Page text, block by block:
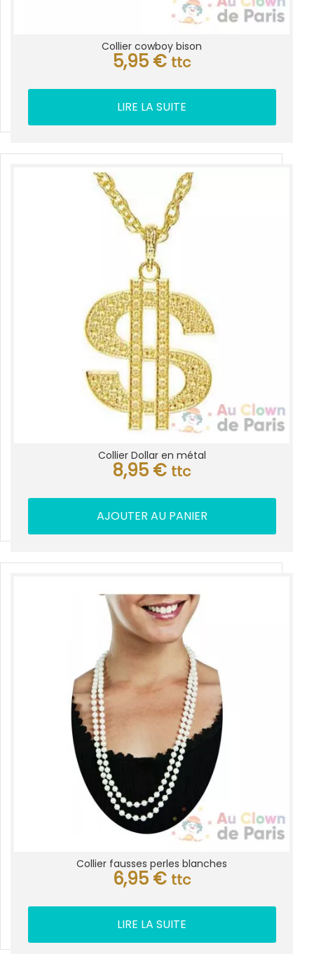
Collier cowboy bison
5,95 € ttc
LIRE LA SUITE
Collier Dollar en métal
8,95 € ttc
AJOUTER AU PANIER
Collier fausses perles blanches
6,95 € ttc
LIRE LA SUITE